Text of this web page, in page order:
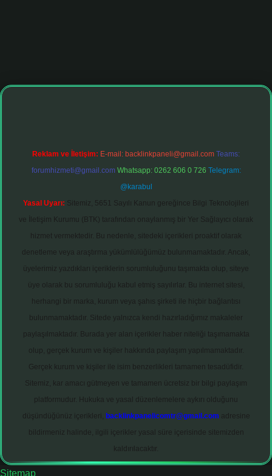
Reklam ve İletişim: E-mail: backlinkpaneli@gmail.com Teams:
forumhizmeti@gmail.com Whatsapp: 0262 606 0 726 Telegram:
@karabul
Yasal Uyarı: Sitemiz, 5651 Sayılı Kanun gereğince Bilgi Teknolojileri
ve İletişim Kurumu (BTK) tarafından onaylanmış bir Yer Sağlayıcı olarak
hizmet vermektedir. Bu nedenle, sitedeki içerikleri proaktif olarak
denetleme veya araştırma yükümlülüğümüz bulunmamaktadır. Ancak,
üyelerimiz yazdıkları içeriklerin sorumluluğunu taşımakta olup, siteye
üye olarak bu sorumluluğu kabul etmiş sayılırlar. Bu internet sitesi,
herhangi bir marka, kurum veya şahıs şirketi ile hiçbir bağlantısı
bulunmamaktadır. Sitede yalnızca kendi hazırladığımız makaleler
paylaşılmaktadır. Burada yer alan içerikler haber niteliği taşımamakta
olup, gerçek kurum ve kişiler hakkında paylaşım yapılmamaktadır.
Gerçek kurum ve kişiler ile isim benzerlikleri tamamen tesadüfidir.
Sitemiz, kar amacı gütmeyen ve tamamen ücretsiz bir bilgi paylaşım
platformudur. Hukuka ve yasal düzenlemelere aykırı olduğunu
düşündüğünüz içerikleri, backlinkpanelicomtr@gmail.com adresine
bildirmeniz halinde, ilgili içerikler yasal süre içerisinde sitemizden
kaldırılacaktır.
Sitemap